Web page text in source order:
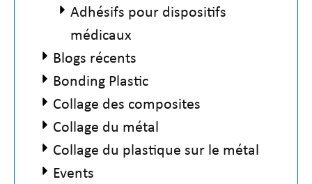
Adhésifs pour dispositifs
médicaux
Blogs récents
Bonding Plastic
Collage des composites
Collage du métal
Collage du plastique sur le métal
Events